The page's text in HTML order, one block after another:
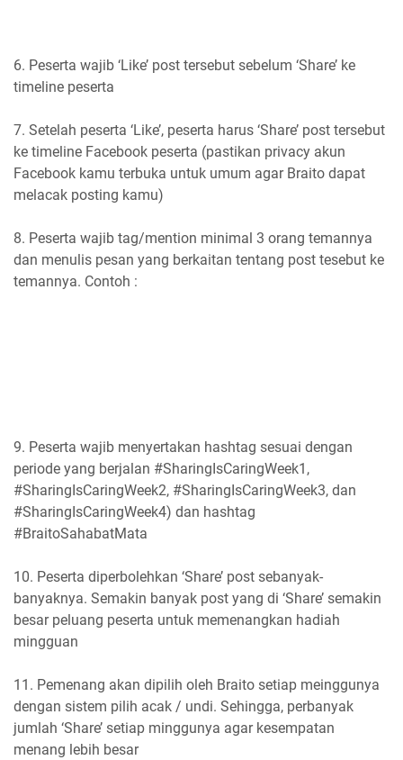
6. Peserta wajib ‘Like’ post tersebut sebelum ‘Share’ ke
timeline peserta
7. Setelah peserta ‘Like’, peserta harus ‘Share’ post tersebut
ke timeline Facebook peserta (pastikan privacy akun
Facebook kamu terbuka untuk umum agar Braito dapat
melacak posting kamu)
8. Peserta wajib tag/mention minimal 3 orang temannya
dan menulis pesan yang berkaitan tentang post tesebut ke
temannya. Contoh :
9. Peserta wajib menyertakan hashtag sesuai dengan
periode yang berjalan #SharingIsCaringWeek1,
#SharingIsCaringWeek2, #SharingIsCaringWeek3, dan
#SharingIsCaringWeek4) dan hashtag
#BraitoSahabatMata
10. Peserta diperbolehkan ‘Share’ post sebanyak-
banyaknya. Semakin banyak post yang di ‘Share’ semakin
besar peluang peserta untuk memenangkan hadiah
mingguan
11. Pemenang akan dipilih oleh Braito setiap meinggunya
dengan sistem pilih acak / undi. Sehingga, perbanyak
jumlah ‘Share’ setiap minggunya agar kesempatan
menang lebih besar